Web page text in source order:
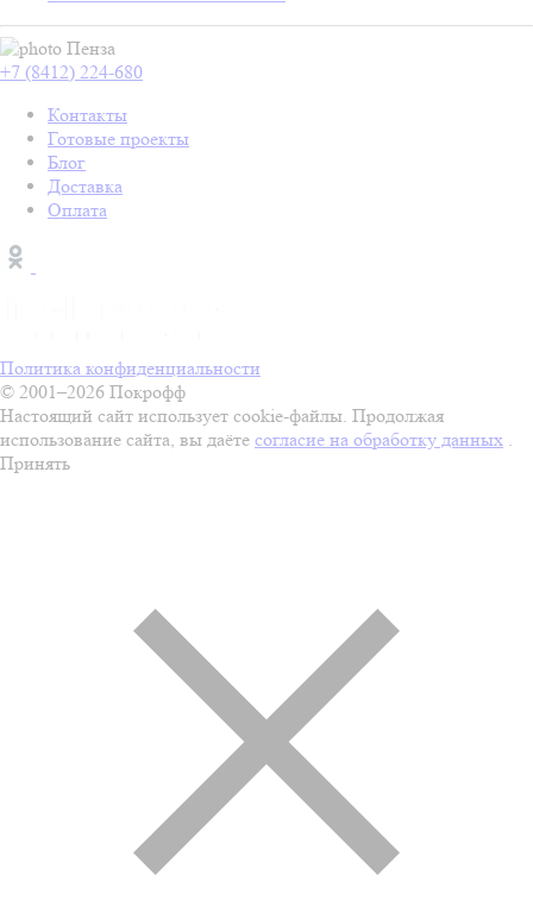
Пенза
+7 (8412) 224-680
Контакты
Готовые проекты
Блог
Доставка
Оплата
Политика конфиденциальности
© 2001–2026 Покрофф
Настоящий сайт использует cookie-файлы. Продолжая
использование сайта, вы даёте согласие на обработку данных
Принять